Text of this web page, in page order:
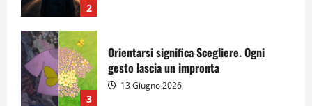
2
3
Orientarsi significa Scegliere. Ogni
gesto lascia un impronta
13 Giugno 2026